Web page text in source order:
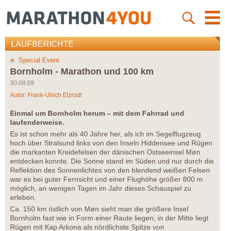
LAUFBERICHTE
Special Event
Bornholm - Marathon und 100 km
30.08.09
Autor: Frank-Ulrich Etzrodt
Einmal um Bornholm herum – mit dem Fahrrad und
laufenderweise.
Es ist schon mehr als 40 Jahre her, als ich im Segelflugzeug
hoch über Stralsund links von den Inseln Hiddensee und Rügen
die markanten Kreidefelsen der dänischen Ostseeinsel Møn
entdecken konnte. Die Sonne stand im Süden und nur durch die
Reflektion des Sonnenlichtes von den blendend weißen Felsen
war es bei guter Fernsicht und einer Flughöhe größer 800 m
möglich, an wenigen Tagen im Jahr dieses Schauspiel zu
erleben.
Ca. 150 km östlich von Møn sieht man die größere Insel
Bornholm fast wie in Form einer Raute liegen, in der Mitte liegt
Rügen mit Kap Arkona als nördlichste Spitze von